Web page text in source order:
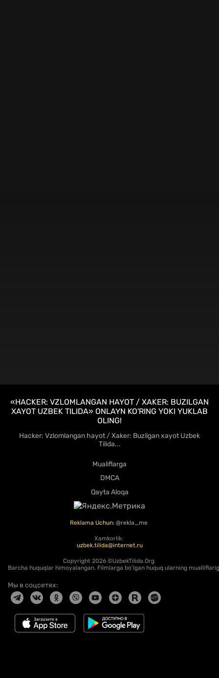
«HACKER: VZLOMLANGAN HAYOT / XAKER: BUZILGAN
XAYOT UZBEK TILIDA» ONLAYN KO'RING YOKI YUKLAB
OLING!
Hacker: Vzlomlangan hayot / Xaker: Buzilgan xayot Uzbek
Tilida...
Mualiflarga
DMCA
Qayta Aloqa
Reklama Uchun: @rekla_me
Xamkorlik:
uzbek.tilida@internet.ru
Copyright 2026 ©UzbekTilida.Org
Barcha huquqlar himoyalangan. Filmlarga bo'lgan huquq ularning
Мы в соцсетях: